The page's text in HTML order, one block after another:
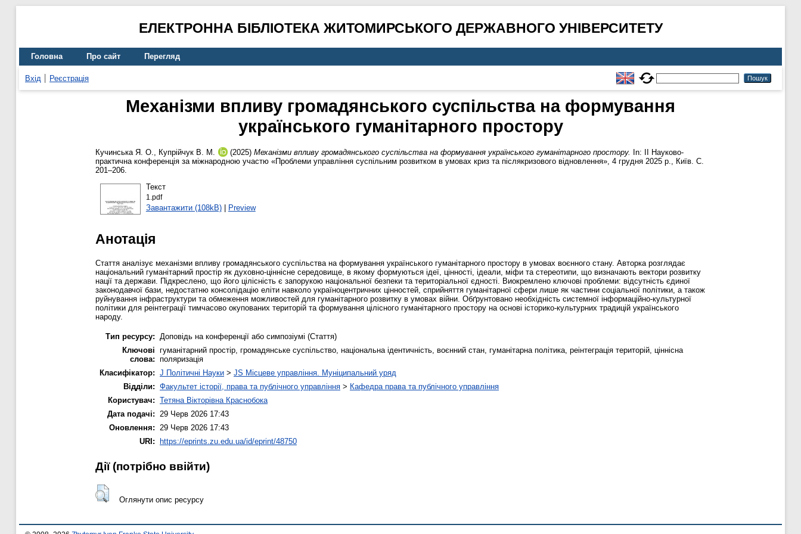
ЕЛЕКТРОННА БІБЛІОТЕКА ЖИТОМИРСЬКОГО ДЕРЖАВНОГО УНІВЕРСИТЕТУ
Головна Про сайт Перегляд
Вхід Реєстрація
Механізми впливу громадянського суспільства на формування
українського гуманітарного простору
Кучинська Я. О., Купрійчук В. М. (2025) Механізми впливу громадянського суспільства на формування українського гуманітарного простору.
In: ІІ Науково-
практична конференція за міжнародною участю «Проблеми управління суспільним розвитком в умовах криз та післякризового відновлення», 4 грудня 2025 р., Київ. С.
201–206.
Текст
1.pdf
Завантажити (108kB)| Preview
Анотація
Стаття аналізує механізми впливу громадянського суспільства на формування українського гуманітарного простору в умовах воєнного стану. Авторка розглядає
національний гуманітарний простір як духовно-ціннісне середовище, в якому формуються ідеї, цінності, ідеали, міфи та стереотипи, що визначають вектори розвитку
нації та держави. Підкреслено, що його цілісність є запорукою національної безпеки та територіальної єдності. Виокремлено ключові проблеми: відсутність єдиної
законодавчої бази, недостатню консолідацію еліти навколо україноцентричних цінностей, сприйняття гуманітарної сфери лише як частини соціальної політики, а також
руйнування інфраструктури та обмеження можливостей для гуманітарного розвитку в умовах війни. Обґрунтовано необхідність системної інформаційно-культурної
політики для реінтеграції тимчасово окупованих територій та формування цілісного гуманітарного простору на основі історико-культурних традицій українського
народу.
Тип ресурсу:
Доповідь на конференції або симпозіумі (Стаття)
Ключові
слова:
гуманітарний простір, громадянське суспільство, національна ідентичність, воєнний стан, гуманітарна політика, реінтеграція територій, ціннісна
поляризація
Класифікатор: J Політичні Науки > JS Місцеве управління. Муніципальний уряд
Відділи: Факультет історії, права та публічного управління > Кафедра права та публічного управління
Користувач: Тетяна Вікторівна Краснобока
Дата подачі:
29 Черв 2026 17:43
Оновлення:
29 Черв 2026 17:43
URI: https://eprints.zu.edu.ua/id/eprint/48750
Дії ​​(потрібно ввійти)
Оглянути опис ресурсу